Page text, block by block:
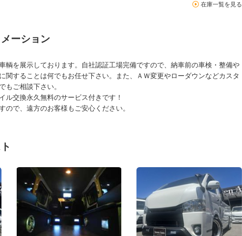
在庫一覧を見る
ーション
輌を展示しております。自社認証工場完備ですので、納車前の車検・整備や
関することは何でもお任せ下さい。また、ＡＷ変更やローダウンなどカスタ
もご相談下さい。
ル交換永久無料のサービス付きです！
ので、遠方のお客様もご安心ください。